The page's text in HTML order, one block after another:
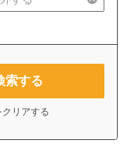
索する
リアする